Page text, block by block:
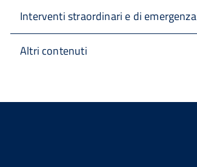
Interventi straordinari e di emergenza
Altri contenuti